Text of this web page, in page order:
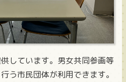
しています。男女共同参画等
う市民団体が利用できます。